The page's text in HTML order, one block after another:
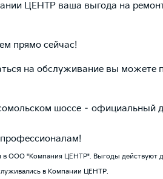
ЦЕНТР ваша выгода на
прямо сейчас!
на обслуживание вы можете
шоссе – официальный
в ООО "Компания ЦЕНТР". Выгоды действуют
в Компании ЦЕНТР.